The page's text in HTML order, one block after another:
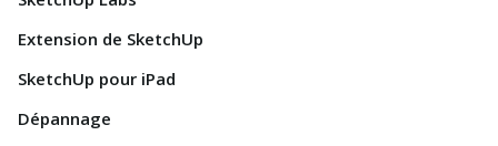
Extension de SketchUp
SketchUp pour iPad
Dépannage